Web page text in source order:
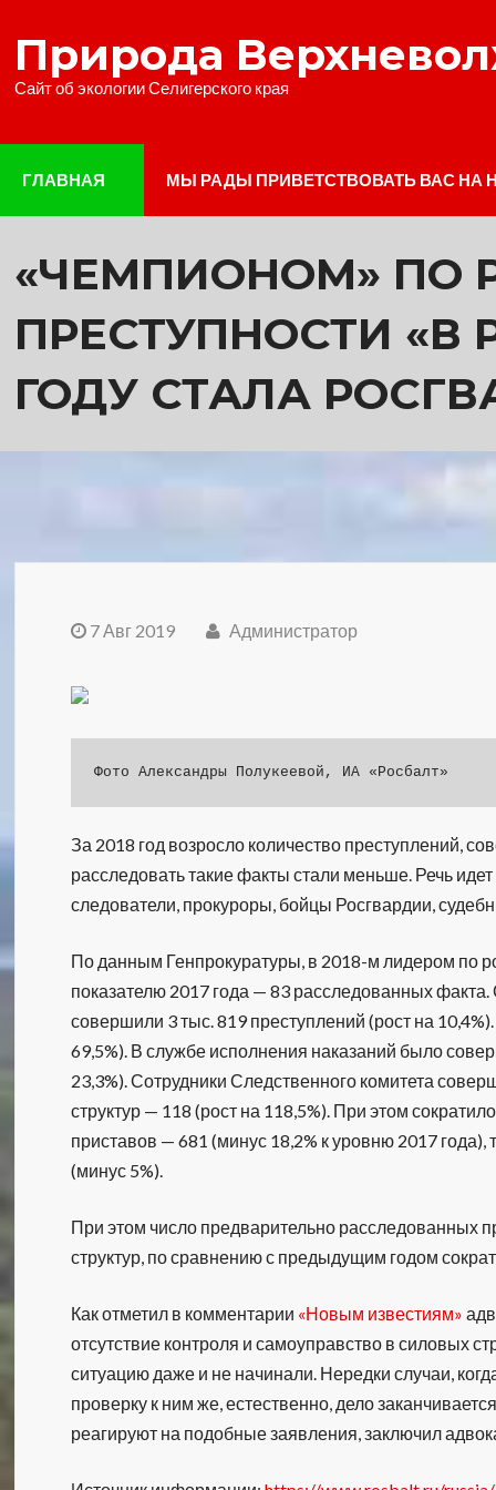
Природа
Сайт об экологии Селигерского края
ГЛАВНАЯ МЫ РАДЫ ПРИВЕТСТВОВАТЬ ВАС НА
«ЧЕМПИОНОМ» ПО
ПРЕСТУПНОСТИ «В
ГОДУ СТАЛА
7 Авг 2019 Администратор
Фото Александры Полукеевой, ИА «Росбалт»
За 2018 год возросло количество преступлений,
расследовать такие факты стали меньше. Речь
следователи, прокуроры, бойцы Росгвардии,
По данным Генпрокуратуры, в 2018-м лидером по
показателю 2017 года — 83 расследованных
совершили 3 тыс. 819 преступлений (рост на
69,5%). В службе исполнения наказаний было
23,3%). Сотрудники Следственного комитета
структур — 118 (рост на 118,5%). При этом
приставов — 681 (минус 18,2% к уровню 2017
(минус 5%).
При этом число предварительно расследованных
структур, по сравнению с предыдущим годом
Как отметил в комментарии «Новым известиям»
отсутствие контроля и самоуправство в силовых
ситуацию даже и не начинали. Нередки случаи,
проверку к ним же, естественно, дело
реагируют на подобные заявления, заключил